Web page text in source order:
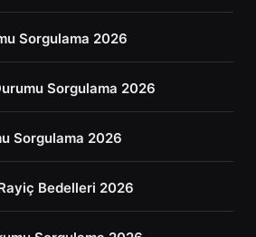
Sorgulama 2026
Sorgulama 2026
Sorgulama 2026
Bedelleri 2026